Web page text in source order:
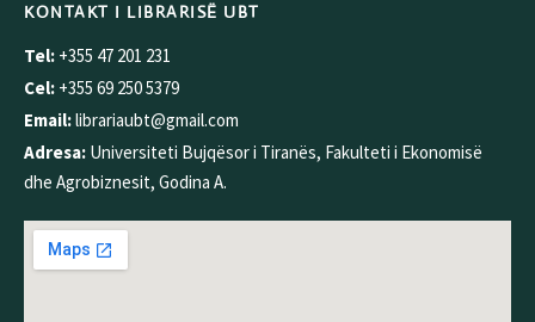
KONTAKT I LIBRARISË UBT
Tel: +355 47 201 231
Cel: +355 69 250 5379
Email:librariaubt@gmail.com
Adresa: Universiteti Bujqësor i Tiranës, Fakulteti i Ekonomisë
dhe Agrobiznesit, Godina A.